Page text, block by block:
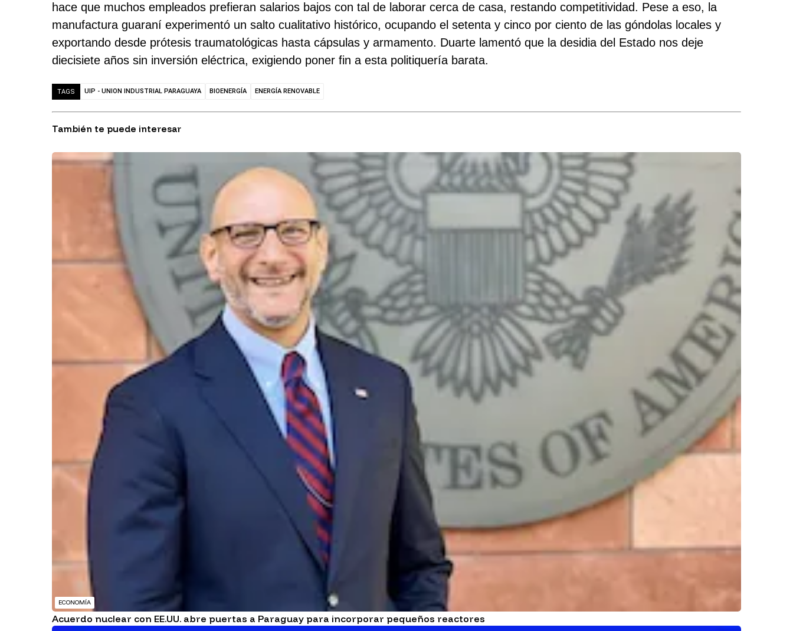
hace que muchos empleados prefieran salarios bajos con tal de laborar cerca de casa, restando competitividad. Pese a eso, la
manufactura guaraní experimentó un salto cualitativo histórico, ocupando el setenta y cinco por ciento de las góndolas locales y
exportando desde prótesis traumatológicas hasta cápsulas y armamento. Duarte lamentó que la desidia del Estado nos deje
diecisiete años sin inversión eléctrica, exigiendo poner fin a esta politiquería barata.
TAGS UIP - UNION INDUSTRIAL PARAGUAYA BIOENERGÍA ENERGÍA RENOVABLE
También te puede interesar
ECONOMÍA
Acuerdo nuclear con EE.UU. abre puertas a Paraguay para incorporar pequeños reactores